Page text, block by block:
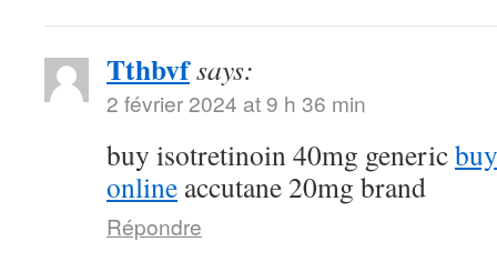
Tthbvfsays:
2 février 2024 at 9 h 36 min
buy isotretinoin 40mg generic
online accutane 20mg brand
Répondre